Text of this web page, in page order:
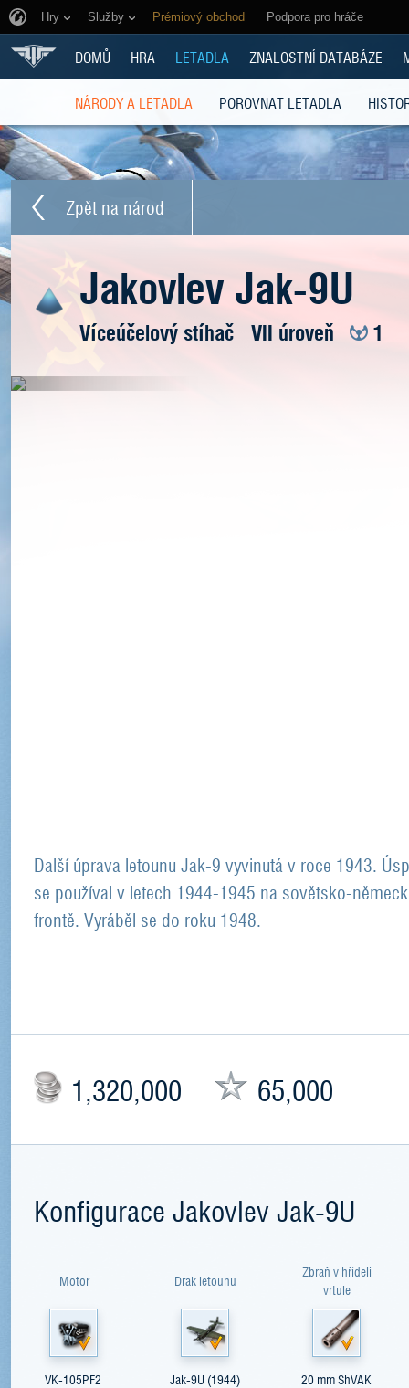
Hry Služby Prémiový obchod Podpora pro hráče
DOMŮ HRA LETADLA ZNALOSTNÍ DATABÁZE
NÁRODY A LETADLA POROVNAT LETADLA
Zpět na národ
Jakovlev Jak-9U
Víceúčelový stíhač VII úroveň 1
Další úprava letounu Jak-9 vyvinutá v roce 1943.
se používal v letech 1944-1945 na sovětsko-
frontě. Vyráběl se do roku 1948.
1,320,000 65,000
Konfigurace Jakovlev Jak-9U
Motor
VK-105PF2
Drak letounu
Jak-9U (1944)
Zbraň v hřídeli
vrtule
20 mm ShVAK